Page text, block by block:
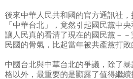
後來中華人民共和國的官方通訊社
「中華台北」，竟然引起國民黨中
讓人民真的看清了現在的國民黨－
民國的骨氣，比起當年被共產黨打敗
中國台北與中華台北的爭議，除了
格以外，最重要的是顯露了值得繼